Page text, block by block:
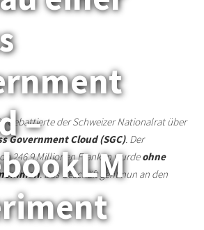
–
debattierte der Schweizer Nationalrat über
Government Cloud (SGC). Der
246,9 Millionen Franken wurdeohne
. Das Geschäft geht nun an den